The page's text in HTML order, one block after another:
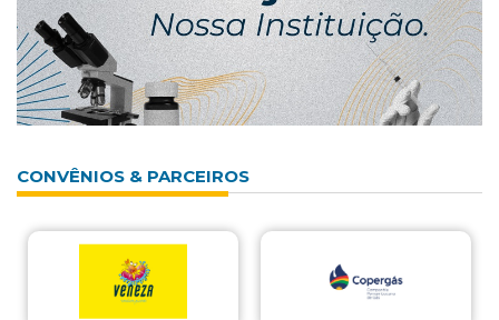
CONVÊNIOS & PARCEIROS